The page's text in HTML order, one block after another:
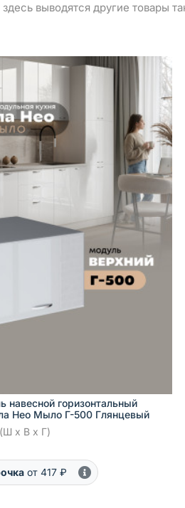
выводятся другие товары
навесной горизонтальный
Нео Мыло Г-500 Глянцевый
x В x Г)
от 417 ₽